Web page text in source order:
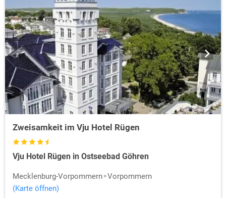
Zweisamkeit im Vju Hotel Rügen
Vju Hotel Rügen in Ostseebad Göhren
Mecklenburg-Vorpommern Vorpommern
(Karte öffnen)